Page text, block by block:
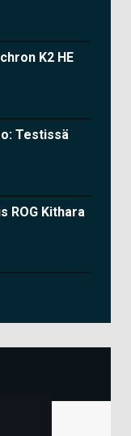
K2 HE
Testissä
ROG Kithara